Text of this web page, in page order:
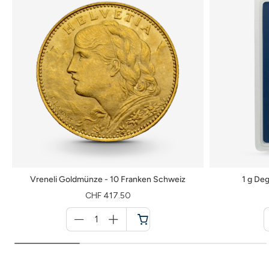
Vreneli Goldmünze - 10 Franken Schweiz
CHF 417.50
für
Warenkorb
1 g